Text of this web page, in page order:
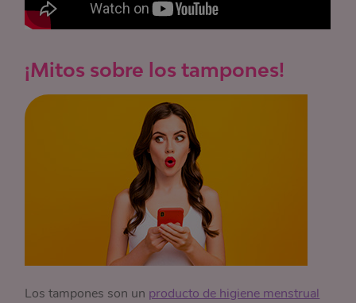
¡Mitos sobre los tampones!
Los tampones son un producto de higiene menstrual